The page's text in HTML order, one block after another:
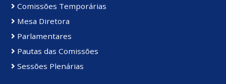
Comissões Temporárias
Mesa Diretora
Parlamentares
Pautas das Comissões
Sessões Plenárias